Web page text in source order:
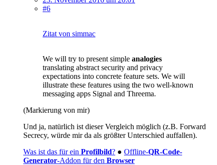
#6
Zitat von simmac
We will try to present simple analogies
translating abstract security and privacy
expectations into concrete feature sets. We will
illustrate these features using the two well-known
messaging apps Signal and Threema.
(Markierung von mir)
Und ja, natürlich ist dieser Vergleich möglich (z.B. Forward
Secrecy, würde mir da als größter Unterschied auffallen).
Was ist das für ein Profilbild? ● Offline-QR-Code-
Generator-Addon für den Browser